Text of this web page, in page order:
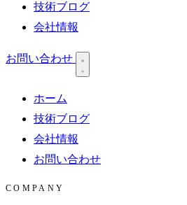
技術ブログ
会社情報
お問い合わせ
ホーム
技術ブログ
会社情報
お問い合わせ
COMPANY